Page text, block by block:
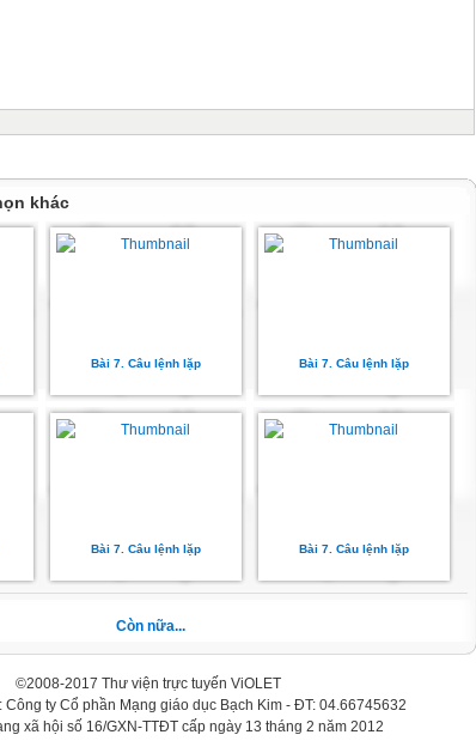
khác
Bài 7. Câu lệnh lặp Bài 7. Câu lệnh lặp
Bài 7. Câu lệnh lặp Bài 7. Câu lệnh lặp
Còn nữa...
©2008-2017 Thư viện trực tuyến ViOLET
ty Cổ phần Mạng giáo dục Bạch Kim - ĐT: 04.66745632
xã hội số 16/GXN-TTĐT cấp ngày 13 tháng 2 năm 2012